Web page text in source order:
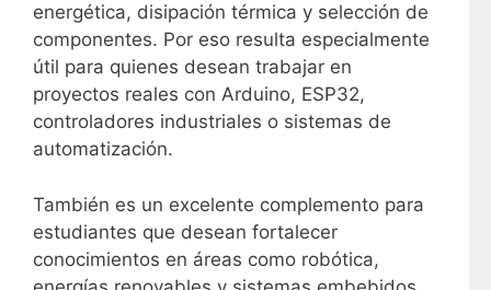
energética, disipación térmica y selección de
componentes. Por eso resulta especialmente
útil para quienes desean trabajar en
proyectos reales con Arduino, ESP32,
controladores industriales o sistemas de
automatización.
También es un excelente complemento para
estudiantes que desean fortalecer
conocimientos en áreas como robótica,